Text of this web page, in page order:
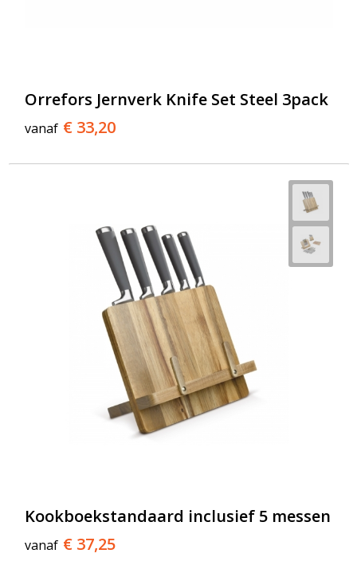
Orrefors Jernverk Knife Set Steel 3pack
vanaf € 33,20
Kookboekstandaard inclusief 5 messen
vanaf € 37,25